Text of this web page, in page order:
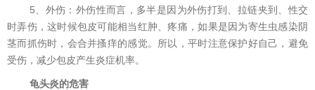
5、外伤：外伤性而言，多半是因为外伤打到、拉链夹到、性交
时弄伤，这时候包皮可能相当红肿、疼痛，如果是因为寄生虫感染阴
茎而抓伤时，会合并搔痒的感觉。所以，平时注意保护好自己，避免
受伤，减少包皮产生炎症机率。
龟头炎的危害